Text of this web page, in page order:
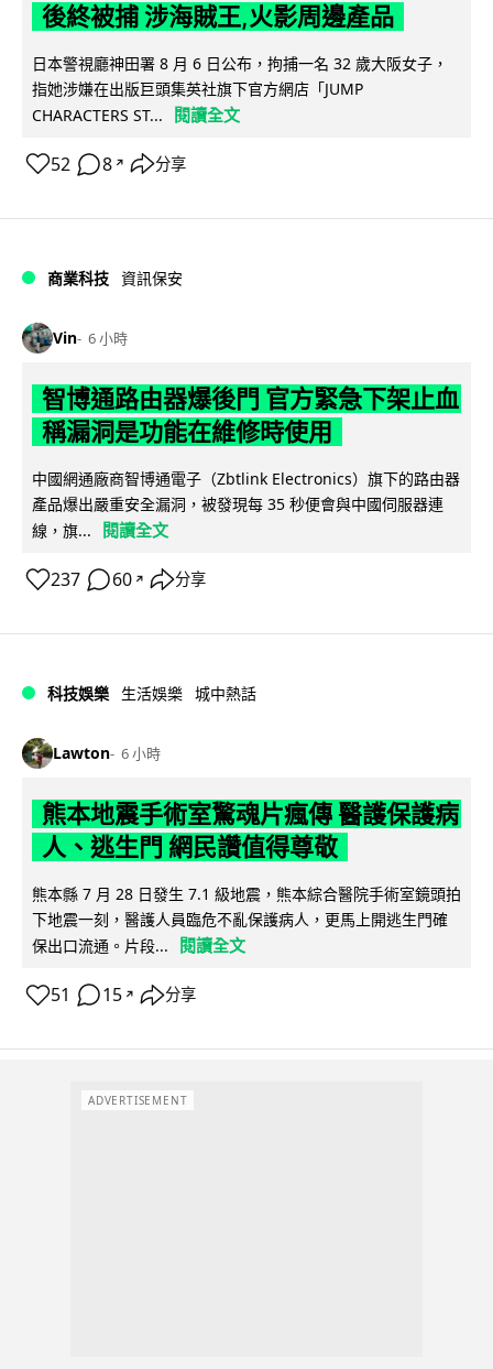
後終被捕 涉海賊王,火影周邊產品
日本警視廳神田署 8 月 6 日公布，拘捕一名 32 歲大阪女子，
指她涉嫌在出版巨頭集英社旗下官方網店「JUMP
CHARACTERS ST...
閱讀全文
52 8 ↗ 分享
商業科技 資訊保安
Vin 6 小時
智博通路由器爆後門 官方緊急下架止血
稱漏洞是功能在維修時使用
中國網通廠商智博通電子（Zbtlink Electronics）旗下的路由器
產品爆出嚴重安全漏洞，被發現每 35 秒便會與中國伺服器連
線，旗...
閱讀全文
237 60 ↗ 分享
科技娛樂 生活娛樂 城中熱話
Lawton 6 小時
熊本地震手術室驚魂片瘋傳 醫護保護病
人、逃生門 網民讚值得尊敬
熊本縣 7 月 28 日發生 7.1 級地震，熊本綜合醫院手術室鏡頭拍
下地震一刻，醫護人員臨危不亂保護病人，更馬上開逃生門確
保出口流通。片段...
閱讀全文
51 15 ↗ 分享
ADVERTISEMENT